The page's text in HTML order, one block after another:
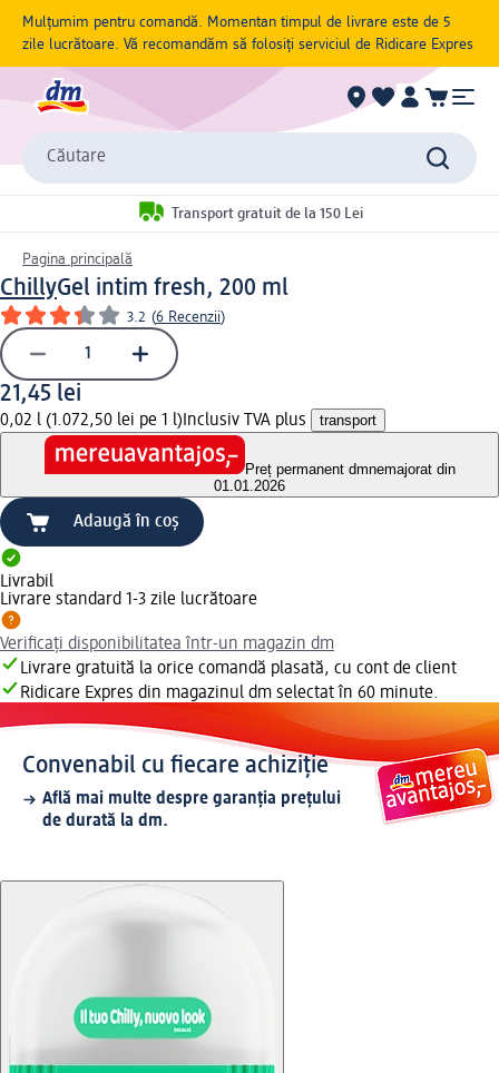
Mulțumim pentru comandă. Momentan timpul de livrare este de 5
zile lucrătoare. Vă recomandăm să folosiți serviciul de Ridicare Expres
Căutare
Transport gratuit de la 150 Lei
Pagina principală
ChillyGel intim fresh, 200 ml
3.2 (6 Recenzii)
21,45 lei
0,02 l (1.072,50 lei pe 1 l) Inclusiv TVA plus transport
Preț permanent dmnemajorat din
01.01.2026
Adaugă în coș
Livrabil
Livrare standard 1-3 zile lucrătoare
Verificați disponibilitatea într-un magazin dm
Livrare gratuită la orice comandă plasată, cu cont de client
Ridicare Expres din magazinul dm selectat în 60 minute.
Convenabil cu fiecare achiziție
Află mai multe despre garanția prețului
de durată la dm.